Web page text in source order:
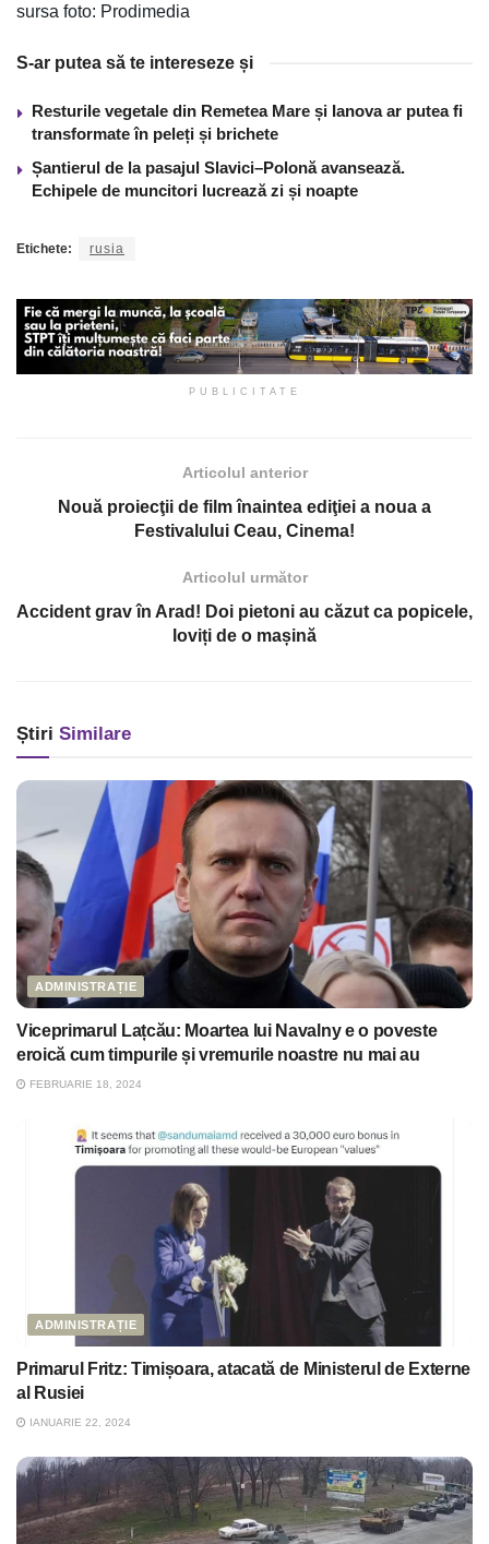
sursa foto: Prodimedia
S-ar putea să te intereseze și
Resturile vegetale din Remetea Mare și Ianova ar putea fi
transformate în peleți și brichete
Șantierul de la pasajul Slavici–Polonă avansează.
Echipele de muncitori lucrează zi și noapte
Etichete: rusia
PUBLICITATE
Articolul anterior
Nouă proiecţii de film înaintea ediţiei a noua a
Festivalului Ceau, Cinema!
Articolul următor
Accident grav în Arad! Doi pietoni au căzut ca popicele,
loviți de o mașină
Știri Similare
ADMINISTRAȚIE
Viceprimarul Lațcău: Moartea lui Navalny e o poveste
eroică cum timpurile și vremurile noastre nu mai au
FEBRUARIE 18, 2024
ADMINISTRAȚIE
Primarul Fritz: Timișoara, atacată de Ministerul de Externe
al Rusiei
IANUARIE 22, 2024